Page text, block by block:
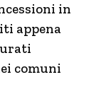
in
appena
comuni